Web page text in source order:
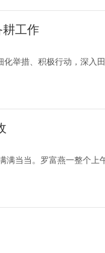
耕工作
举措、积极行动，深入
当当。罗富燕一整个上